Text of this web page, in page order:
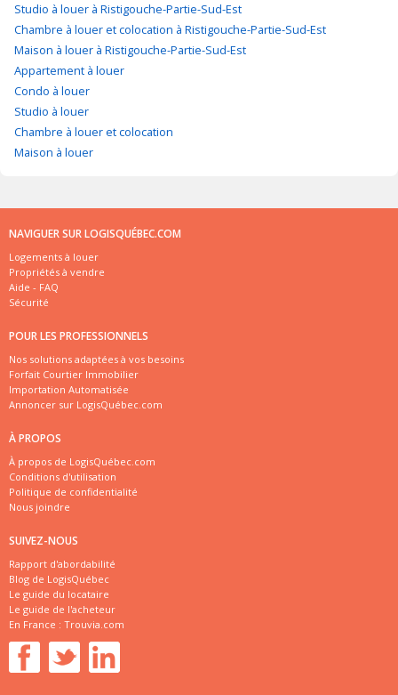
Studio à louer à Ristigouche-Partie-Sud-Est
Chambre à louer et colocation à Ristigouche-Partie-Sud-Est
Maison à louer à Ristigouche-Partie-Sud-Est
Appartement à louer
Condo à louer
Studio à louer
Chambre à louer et colocation
Maison à louer
NAVIGUER SUR LOGISQUÉBEC.COM
Logements à louer
Propriétés à vendre
Aide - FAQ
Sécurité
POUR LES PROFESSIONNELS
Nos solutions adaptées à vos besoins
Forfait Courtier Immobilier
Importation Automatisée
Annoncer sur LogisQuébec.com
À PROPOS
À propos de LogisQuébec.com
Conditions d'utilisation
Politique de confidentialité
Nous joindre
SUIVEZ-NOUS
Rapport d'abordabilité
Blog de LogisQuébec
Le guide du locataire
Le guide de l'acheteur
En France : Trouvia.com